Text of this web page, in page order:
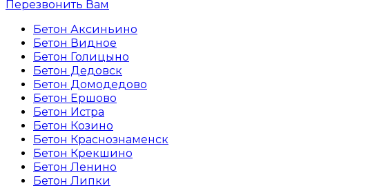
Перезвонить Вам
Бетон Аксиньино
Бетон Видное
Бетон Голицыно
Бетон Дедовск
Бетон Домодедово
Бетон Ершово
Бетон Истра
Бетон Козино
Бетон Краснознаменск
Бетон Крекшино
Бетон Ленино
Бетон Липки